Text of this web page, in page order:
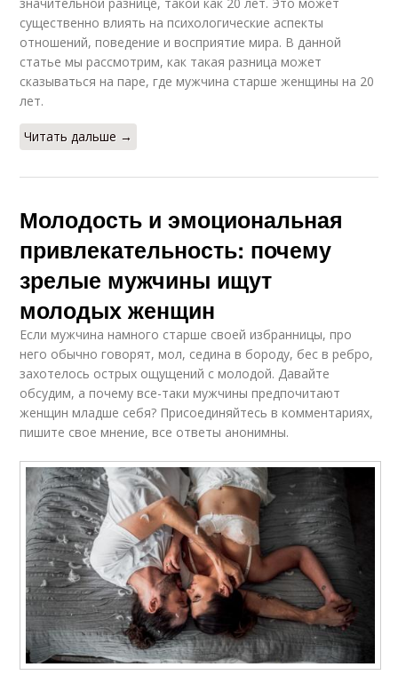
существенно влиять на психологические аспекты
отношений, поведение и восприятие мира. В данной
статье мы рассмотрим, как такая разница может
сказываться на паре, где мужчина старше женщины на 20
лет.
Читать дальше →
Молодость и эмоциональная
привлекательность: почему
зрелые мужчины ищут
молодых женщин
Если мужчина намного старше своей избранницы, про
него обычно говорят, мол, седина в бороду, бес в ребро,
захотелось острых ощущений с молодой. Давайте
обсудим, а почему все-таки мужчины предпочитают
женщин младше себя? Присоединяйтесь в комментариях,
пишите свое мнение, все ответы анонимны.